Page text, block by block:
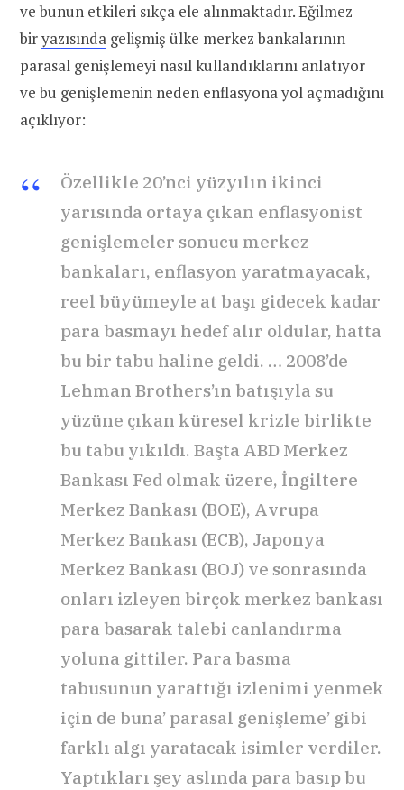
ve bunun etkileri sıkça ele alınmaktadır. Eğilmez
biryazısında gelişmiş ülke merkez bankalarının
parasal genişlemeyi nasıl kullandıklarını anlatıyor
ve bu genişlemenin neden enflasyona yol açmadığını
açıklıyor:
Özellikle 20’nci yüzyılın ikinci
yarısında ortaya çıkan enflasyonist
genişlemeler sonucu merkez
bankaları, enflasyon yaratmayacak,
reel büyümeyle at başı gidecek kadar
para basmayı hedef alır oldular, hatta
bu bir tabu haline geldi. … 2008’de
Lehman Brothers’ın batışıyla su
yüzüne çıkan küresel krizle birlikte
bu tabu yıkıldı. Başta ABD Merkez
Bankası Fed olmak üzere, İngiltere
Merkez Bankası (BOE), Avrupa
Merkez Bankası (ECB), Japonya
Merkez Bankası (BOJ) ve sonrasında
onları izleyen birçok merkez bankası
para basarak talebi canlandırma
yoluna gittiler. Para basma
tabusunun yarattığı izlenimi yenmek
için de buna’ parasal genişleme’ gibi
farklı algı yaratacak isimler verdiler.
Yaptıkları şey aslında para basıp bu